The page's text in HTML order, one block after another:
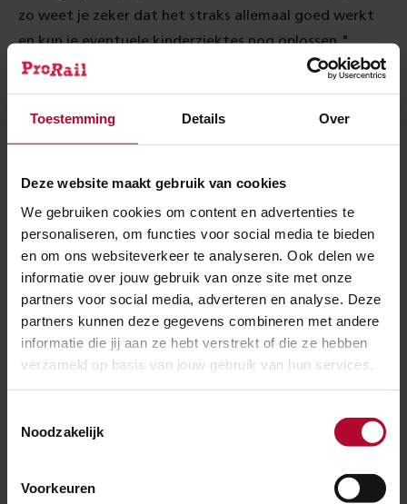
Toestemming Details Over
Deze website maakt gebruik van cookies
We gebruiken cookies om content en advertenties te
personaliseren, om functies voor social media te bieden
en om ons websiteverkeer te analyseren. Ook delen we
informatie over jouw gebruik van onze site met onze
partners voor social media, adverteren en analyse. Deze
partners kunnen deze gegevens combineren met andere
informatie die jij aan ze hebt verstrekt of die ze hebben
verzameld op basis van jouw gebruik van hun services.
Noodzakelijk
Voorkeuren
zo weet je zeker dat het straks allemaal goed werkt
en kun je eventuele kinderziektes nog oplossen."
Waar gaan bezoekers/reizigers op
station Groningen straks heel blij
"Van de goede beschutting die er is als je moet
wachten op je trein of bus, maar ook van het gemak
waarmee je straks je weg kunt vinden op het station
en de voorzieningen die door de NS zijn toegevoegd.
Er ontstaat straks een enorme verblijfsruimte rond
het station met het verdwijnen van het eerste spoor.
We creëren hier een plein met bomen en groen, waar je
in de zon kunt zitten en een hapje en een drankje kunt
krijgen. Hierdoor kan deze plek ook een
Groningen. Het station draait dus niet alleen om
reizen, het vervult een bredere functie dan dat. Deze
aanvulling gaan mensen straks wel waarderen,